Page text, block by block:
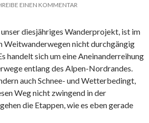
EINEN KOMMENTAR
diesjähriges Wanderprojekt, ist im
Weitwanderwegen nicht durchgängig
handelt sich um eine Aneinanderreihung
entlang des Alpen-Nordrandes.
auch Schnee- und Wetterbedingt,
Weg nicht zwingend in der
die Etappen, wie es eben gerade
Pfronten nach Füssen und ein Verlust